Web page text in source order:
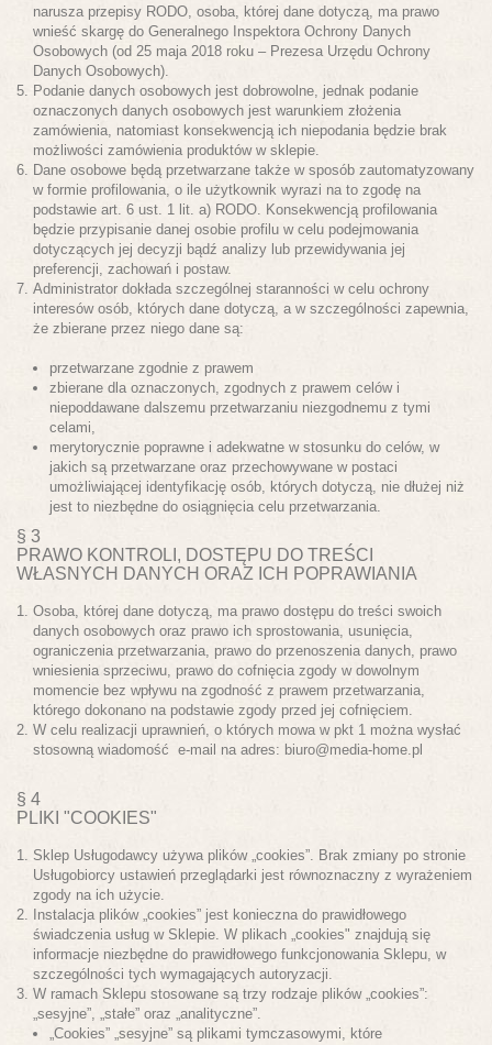
narusza przepisy RODO, osoba, której dane dotyczą, ma prawo
wnieść skargę do Generalnego Inspektora Ochrony Danych
Osobowych (od 25 maja 2018 roku – Prezesa Urzędu Ochrony
Danych Osobowych).
Podanie danych osobowych jest dobrowolne, jednak podanie
oznaczonych danych osobowych jest warunkiem złożenia
zamówienia, natomiast konsekwencją ich niepodania będzie brak
możliwości zamówienia produktów w sklepie.
Dane osobowe będą przetwarzane także w sposób zautomatyzowany
w formie profilowania, o ile użytkownik wyrazi na to zgodę na
podstawie art. 6 ust. 1 lit. a) RODO. Konsekwencją profilowania
będzie przypisanie danej osobie profilu w celu podejmowania
dotyczących jej decyzji bądź analizy lub przewidywania jej
preferencji, zachowań i postaw.
Administrator dokłada szczególnej staranności w celu ochrony
interesów osób, których dane dotyczą, a w szczególności zapewnia,
że zbierane przez niego dane są:
przetwarzane zgodnie z prawem
zbierane dla oznaczonych, zgodnych z prawem celów i
niepoddawane dalszemu przetwarzaniu niezgodnemu z tymi
celami,
merytorycznie poprawne i adekwatne w stosunku do celów, w
jakich są przetwarzane oraz przechowywane w postaci
umożliwiającej identyfikację osób, których dotyczą, nie dłużej niż
jest to niezbędne do osiągnięcia celu przetwarzania.
§ 3
PRAWO KONTROLI, DOSTĘPU DO TREŚCI
WŁASNYCH DANYCH ORAZ ICH POPRAWIANIA
Osoba, której dane dotyczą, ma prawo dostępu do treści swoich
danych osobowych oraz prawo ich sprostowania, usunięcia,
ograniczenia przetwarzania, prawo do przenoszenia danych, prawo
wniesienia sprzeciwu, prawo do cofnięcia zgody w dowolnym
momencie bez wpływu na zgodność z prawem przetwarzania,
którego dokonano na podstawie zgody przed jej cofnięciem.
W celu realizacji uprawnień, o których mowa w pkt 1 można wysłać
stosowną wiadomość e-mail na adres: biuro@media-home.pl
§ 4
PLIKI "COOKIES"
Sklep Usługodawcy używa plików „cookies”. Brak zmiany po stronie
Usługobiorcy ustawień przeglądarki jest równoznaczny z wyrażeniem
zgody na ich użycie.
Instalacja plików „cookies” jest konieczna do prawidłowego
świadczenia usług w Sklepie. W plikach „cookies" znajdują się
informacje niezbędne do prawidłowego funkcjonowania Sklepu, w
szczególności tych wymagających autoryzacji.
W ramach Sklepu stosowane są trzy rodzaje plików „cookies”:
„sesyjne”, „stałe” oraz „analityczne”.
„Cookies” „sesyjne” są plikami tymczasowymi, które